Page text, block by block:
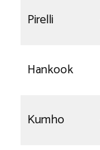
Pirelli
Hankook
Kumho